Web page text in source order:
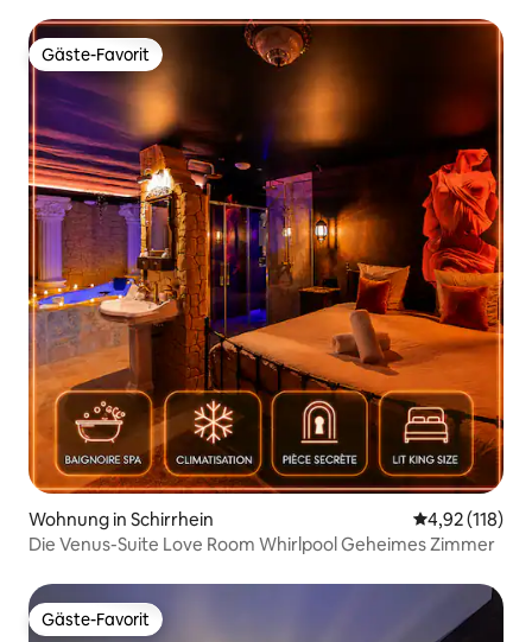
Gäste-Favorit
Gäste-Favorit
Wohnung in Schirrhein
4,92 (118)
Die Venus-Suite Love Room Whirlpool Geheimes Zimmer
Gäste-Favorit
Gäste-Favorit